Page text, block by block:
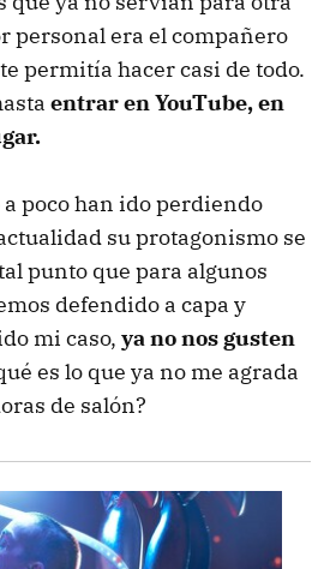
personal era el compañero
permitía hacer casi de todo.
entrar en YouTube, en
poco han ido perdiendo
su protagonismo se
punto que para algunos
defendido a capa y
mi caso, ya no nos gusten
es lo que ya no me agrada
de salón?